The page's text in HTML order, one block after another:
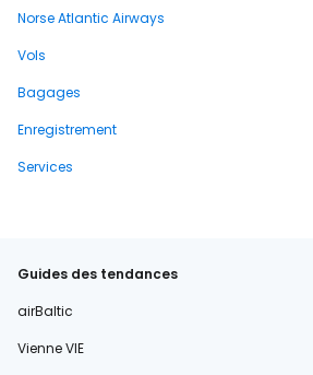
Norse Atlantic Airways
Vols
Bagages
Enregistrement
Services
Guides des tendances
airBaltic
Vienne VIE